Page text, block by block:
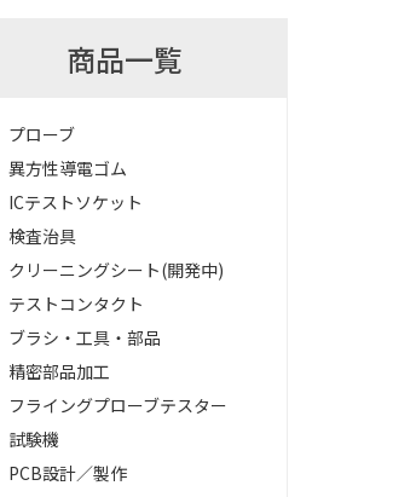
商品一覧
プローブ
異方性導電ゴム
ICテストソケット
検査治具
クリーニングシート(開発中)
テストコンタクト
ブラシ・工具・部品
精密部品加工
フライングプローブテスター
試験機
PCB設計／製作